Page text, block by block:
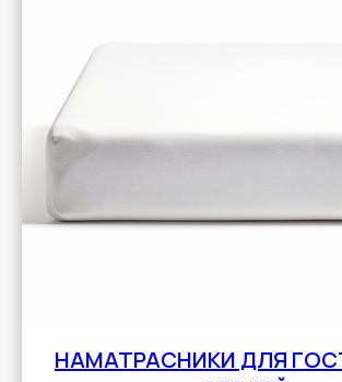
НАМАТРАСНИКИ ДЛЯ